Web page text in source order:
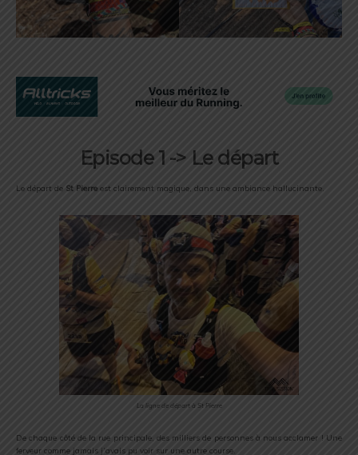
Episode 1 -> Le départ
Le départ de St Pierre est clairement magique, dans une ambiance hallucinante.
La ligne de départ à St Pierre
De chaque côté de la rue principale, des milliers de personnes à nous acclamer ! Une
ferveur comme jamais j’avais pu voir sur une autre course.